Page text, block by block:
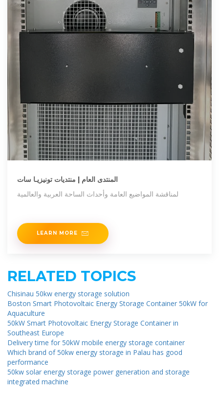
المنتدى العام | منتديات تونيزيـا سات
لمناقشة المواضيع العامة وأحداث الساحة العربية والعالمية
LEARN MORE
RELATED TOPICS
Chisinau 50kw energy storage solution
Boston Smart Photovoltaic Energy Storage Container 50kW for
Aquaculture
50kW Smart Photovoltaic Energy Storage Container in
Southeast Europe
Delivery time for 50kW mobile energy storage container
Which brand of 50kw energy storage in Palau has good
performance
50kw solar energy storage power generation and storage
integrated machine